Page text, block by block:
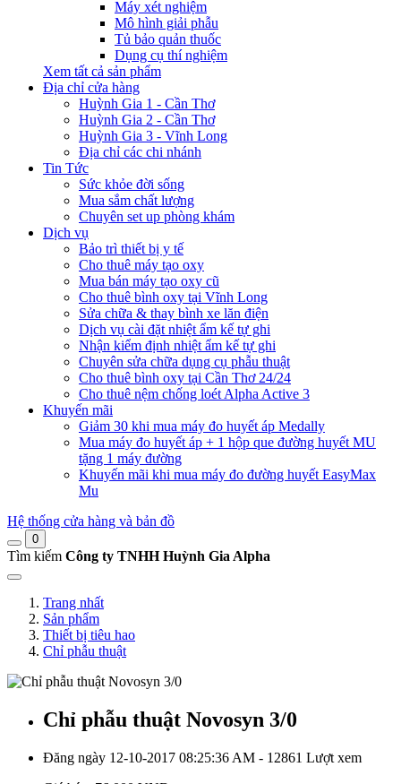
Máy xét nghiệm
Mô hình giải phẫu
Tủ bảo quản thuốc
Dụng cụ thí nghiệm
Xem tất cả sản phẩm
Địa chỉ cửa hàng
Huỳnh Gia 1 - Cần Thơ
Huỳnh Gia 2 - Cần Thơ
Huỳnh Gia 3 - Vĩnh Long
Địa chỉ các chi nhánh
Tin Tức
Sức khỏe đời sống
Mua sắm chất lượng
Chuyên set up phòng khám
Dịch vụ
Bảo trì thiết bị y tế
Cho thuê máy tạo oxy
Mua bán máy tạo oxy cũ
Cho thuê bình oxy tại Vĩnh Long
Sửa chữa & thay bình xe lăn điện
Dịch vụ cài đặt nhiệt ẩm kế tự ghi
Nhận kiểm định nhiệt ẩm kế tự ghi
Chuyên sửa chữa dụng cụ phẫu thuật
Cho thuê bình oxy tại Cần Thơ 24/24
Cho thuê nệm chống loét Alpha Active 3
Khuyến mãi
Giảm 30 khi mua máy đo huyết áp Medally
Mua máy đo huyết áp + 1 hộp que đường huyết MU
tặng 1 máy đường
Khuyến mãi khi mua máy đo đường huyết EasyMax
Mu
Hệ thống cửa hàng và bản đồ
0
Tìm kiếm Công ty TNHH Huỳnh Gia Alpha
Trang nhất
Sản phẩm
Thiết bị tiêu hao
Chỉ phẫu thuật
Chỉ phẫu thuật Novosyn 3/0
Đăng ngày 12-10-2017 08:25:36 AM - 12861 Lượt xem